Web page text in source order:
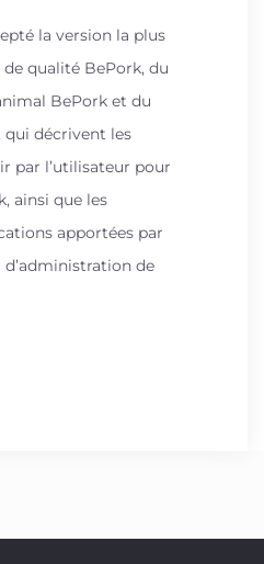
la version la plus
qualité BePork, du
BePork et du
décrivent les
par l’utilisateur pour
ainsi que les
apportées par
de